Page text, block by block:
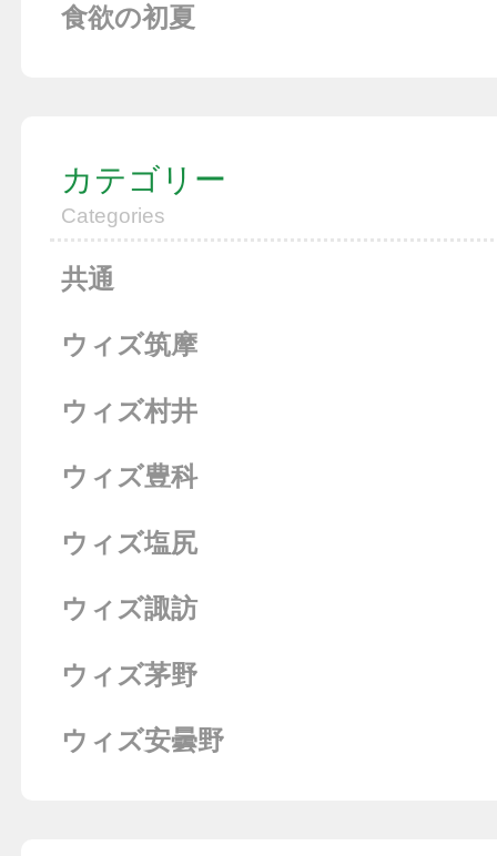
食欲の初夏
カテゴリー
Categories
共通
ウィズ筑摩
ウィズ村井
ウィズ豊科
ウィズ塩尻
ウィズ諏訪
ウィズ茅野
ウィズ安曇野